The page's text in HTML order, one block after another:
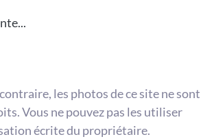
les photos de ce site ne sont
Vous ne pouvez pas les utiliser
écrite du propriétaire.